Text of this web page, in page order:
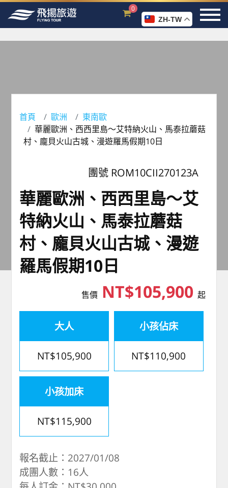
0
ZH-TW
首頁 歐洲
東南歐
華麗歐洲、西西里島～艾特納火山、馬泰拉蘑菇
村、龐貝火山古城、漫遊羅馬假期10日
團號 ROM10CII270123A
華麗歐洲、西西里島～艾
特納火山、馬泰拉蘑菇
村、龐貝火山古城、漫遊
羅馬假期10日
售價NT$105,900 起
大人
NT$105,900
小孩佔床
NT$110,900
小孩加床
NT$115,900
報名截止：2027/01/08
成團人數：16人